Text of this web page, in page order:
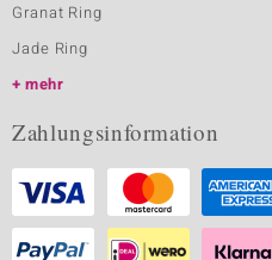
Granat Ring
Jade Ring
mehr
Zahlungsinformation